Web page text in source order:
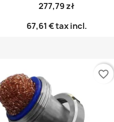
277,79 zł
67,61 €tax incl.
favorite_border